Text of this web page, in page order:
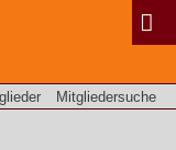
Mitgliedersuche